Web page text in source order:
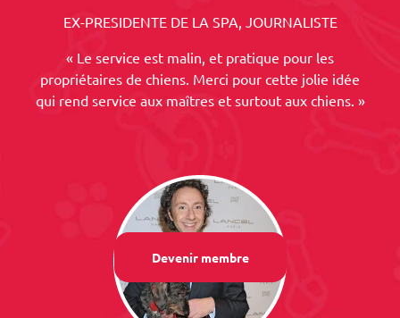
Devenir membre
EX-PRESIDENTE DE LA SPA, JOURNALISTE
« Le service est malin, et pratique pour les
propriétaires de chiens. Merci pour cette jolie idée
qui rend service aux maîtres et surtout aux chiens. »